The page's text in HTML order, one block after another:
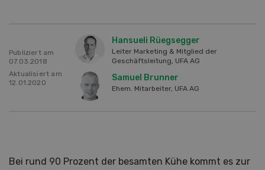
Publiziert am
07.03.2018
Aktualisiert am
12.01.2020
Hansueli Rüegsegger
Leiter Marketing & Mitglied der
Geschäftsleitung, UFA AG
Samuel Brunner
Ehem. Mitarbeiter, UFA AG
Bei rund 90 Prozent der besamten Kühe kommt es zur